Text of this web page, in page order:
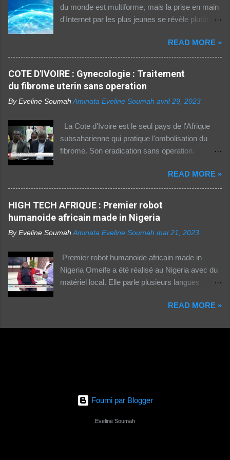
du monde est multiforme, mais la prise en main
d'Internet par les plus jeunes se révèle plutôt
http://boutic.evemoney.1tpe.fr Un tiers (33%) de
la population dans la région Afrique (hors Etats
arabes du continent) utilise Internet, selon le
rapport 2021 de l'Union internationale des
télécommunications (UIT) sur la connectivité
numérique dans le monde. Si entre 2019 et
dans cette partie du monde, cette dernière est
celle où l'accès au web reste difficile –
notamment pour les femmes et les personnes
coûteux. Cinq faits pour appréhender le fossé
numérique en Afrique. La moitié des citadins
africains sont en ligne contre seulement 15% de
la population rurale. A l'échelle de la planète, les
habitants des zones urbaines sont deux fois...
READ MORE »
COTE D'IVOIRE : Gynecologie : Traitement
du fibrome uterin sans operation
By Eveline Soumah Aminata Eveline Soumah avril 29, 2023
La Cote d'Ivoire est le seul pays de l'Afrique
subsaharienne qui pratique l'ombolisation du
fibrome. Son eradication sans operation.
d'Ivoire. Elle a gueri pres de 300 femmes.
Suivez ceci. - 1TPE.com - Votre boutique de
produits digitaux Source life tv.
READ MORE »
HIGH TECH AFRIQUE : Premier robot
humanoide africain made in Nigeria
By Eveline Soumah Aminata Eveline Soumah mai 21, 2023
Premier robot humanoide africain made in
Nigeria Omeife a été réalisé au Nigeria avec du
matériel local. Elle parle plusieurs langues
READ MORE »
Fourni par Blogger
Eveline Soumah